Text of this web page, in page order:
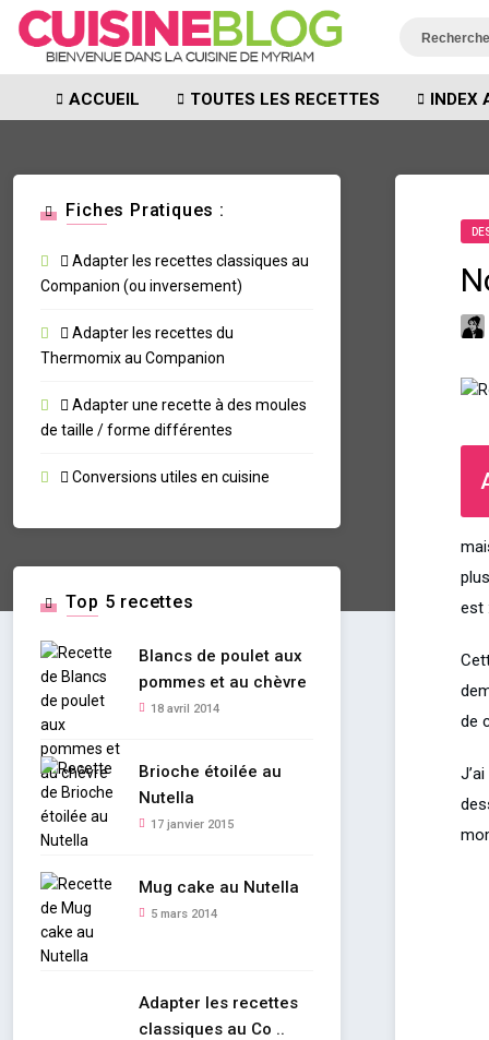
ACCUEIL TOUTES LES RECETTES INDEX
est
de
Fiches Pratiques :
Adapter les recettes classiques au
Companion (ou inversement)
Adapter les recettes du
Thermomix au Companion
Adapter une recette à des moules
de taille / forme différentes
Conversions utiles en cuisine
Top 5 recettes
Blancs de poulet aux
pommes et au chèvre
18 avril 2014
Brioche étoilée au
Nutella
17 janvier 2015
Mug cake au Nutella
5 mars 2014
Adapter les recettes
classiques au Co ..